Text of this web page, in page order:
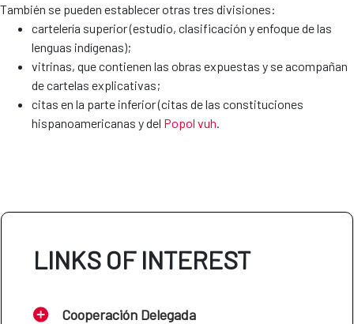
También se pueden establecer otras tres divisiones:
cartelería superior (estudio, clasificación y enfoque de las
lenguas indígenas);
vitrinas, que contienen las obras expuestas y se acompañan
de cartelas explicativas;
citas en la parte inferior (citas de las constituciones
hispanoamericanas y del Popol vuh
LINKS OF INTEREST
Cooperación Delegada